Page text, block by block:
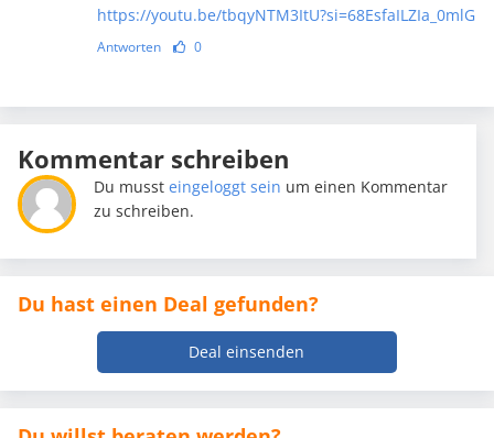
https://youtu.be/tbqyNTM3ItU?si=68EsfaILZIa_0mlG
Antworten 0
Kommentar schreiben
Du mussteingeloggt sein um einen Kommentar
zu schreiben.
Du hast einen Deal gefunden?
Deal einsenden